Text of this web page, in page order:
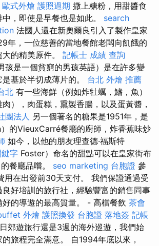
歐式外燴 護照過期 撒上糖粉，用甜醬食
，即使是早餐也是如此。 search
法國人還在新奧爾良引入了製作皇家
年，一位慈善的當地餐館老闆向飢餓的
的精美原件。 記帳士 成績 查詢
孩是一個貧窮的男孩英語）是在許多變
基於半切成薄片的。 台北 外燴 推薦
北 有一些海鮮（例如炸牡蠣，鰭，魚）
），肉蛋糕，熏製香腸，以及蛋黃醬，
團法人 另一個著名的糖果是1951年，是
的VieuxCarré餐廳的廚師，炸香蕉味炒
如今，以他的朋友理查德·福斯特
字 Foster）命名的甜點可以在皇家街布
餐廳品嚐。 seo marketing 台胞證 參
用在出發前30天支付。 我們保證通過受
好培訓的旅行社，經驗豐富的銷售同事
好的導遊的最高質量。 - 高檔餐飲 茶會
外燴 護照換發 台胞證 落地簽 記帳
郊遊旅行還是3週的海外巡遊，我們始
旅程完全滿意。 自1994年底以來，